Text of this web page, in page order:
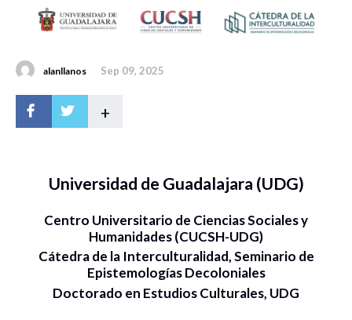
alanllanos Sep 09, 2025
+
Universidad de Guadalajara (UDG)
Centro Universitario de Ciencias Sociales y
Humanidades (CUCSH-UDG)
Cátedra de la Interculturalidad, Seminario de
Epistemologías Decoloniales
Doctorado en Estudios Culturales, UDG